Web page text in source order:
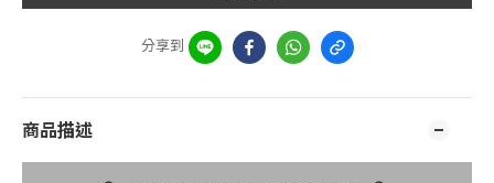
分享到
商品描述